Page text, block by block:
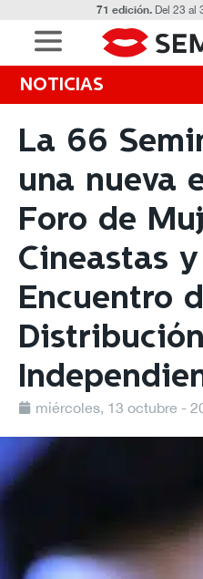
71 edición.Del 23 al
NOTICIAS
La 66
una nueva
Foro de
Cineastas
Encuentro
Distribución
miércoles, 13 octubre -